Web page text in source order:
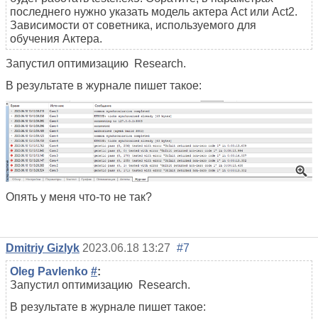
последнего нужно указать модель актера Act или Act2.
Зависимости от советника, используемого для
обучения Актера.
Запустил оптимизацию Research.
В результате в журнале пишет такое:
Опять у меня что-то не так?
Dmitriy Gizlyk 2023.06.18 13:27 #7
Oleg Pavlenko #:
Запустил оптимизацию Research.
В результате в журнале пишет такое: